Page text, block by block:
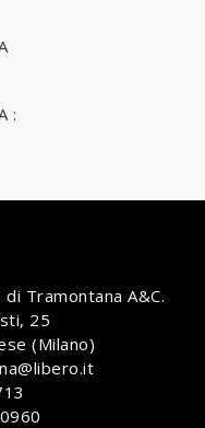
:
Tramontana A&C.
25
(Milano)